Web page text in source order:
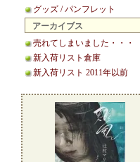
グッズ / パンフレット
アーカイブス
売れてしまいました・・・
新入荷リスト倉庫
新入荷リスト 2011年以前